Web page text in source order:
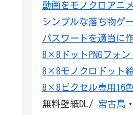
動画をモノクロアニ
シンプルな落ち物ゲー
パスワードを適当に
8×8ドットPNGフォ
8×8モノクロドット
8×8ピクセル専用16
無料壁紙DL/ 宮古島